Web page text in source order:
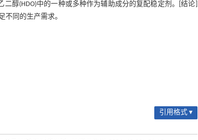
二醇(HDO)中的一种或多种作为辅助成分的复配稳定剂。[结论]
不同的生产需求。
引用格式 ▾